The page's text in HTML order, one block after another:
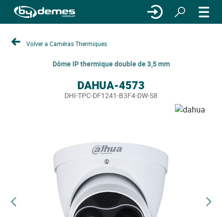
Volver a Caméras Thermiques
Dôme IP thermique double de 3,5 mm
DAHUA-4573
DHI-TPC-DF1241-B3F4-DW-S8